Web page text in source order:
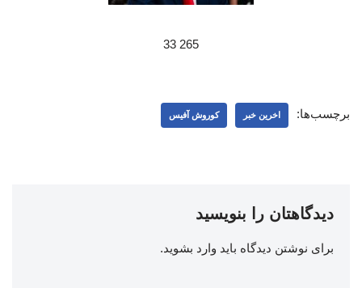
265 33
برچسب‌ها: اخرین خبر کوروش آفیس
دیدگاهتان را بنویسید
برای نوشتن دیدگاه باید وارد بشوید.